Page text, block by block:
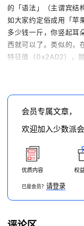
的「语法」（主谓宾结
如大家约定俗成用「苹
多少钱一斤，你竖起耳
西就可以了。类似的，
特征值（0x2AD2），
会员专属文章，
欢迎加入少数派会
优质内容 权
已是会员？ 请登录